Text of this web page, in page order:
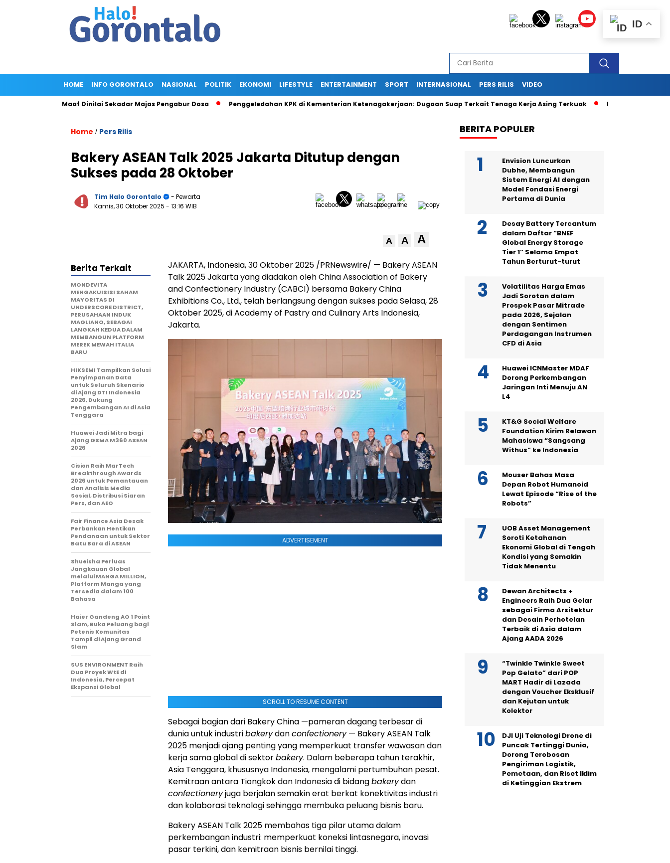
HOME INFO GORONTALO NASIONAL POLITIK EKONOMI LIFESTYLE ENTERTAINMENT SPORT INTERNASIONAL PERS RILIS VIDEO
Minta Maaf Dinilai Sekadar Majas Pengabur Dosa Penggeledahan KPK di Kementerian Ketenagakerjaan: Dugaan Suap Terkait Tenaga Kerja Asing Terkuak Drama di Balik Sidang
Home / Pers Rilis
Bakery ASEAN Talk 2025 Jakarta Ditutup dengan
Sukses pada 28 Oktober
Tim Halo Gorontalo
- Pewarta
Kamis, 30 Oktober 2025 - 13:16 WIB
A A A
JAKARTA, Indonesia, 30 Oktober 2025 /PRNewswire/ — Bakery ASEAN
Talk 2025 Jakarta yang diadakan oleh China Association of Bakery
and Confectionery Industry (CABCI) bersama Bakery China
Exhibitions Co., Ltd., telah berlangsung dengan sukses pada Selasa, 28
Oktober 2025, di Academy of Pastry and Culinary Arts Indonesia,
Jakarta.
ADVERTISEMENT
SCROLL TO RESUME CONTENT
Sebagai bagian dari Bakery China —pameran dagang terbesar di
dunia untuk industribakerydanconfectionery— Bakery ASEAN Talk
2025 menjadi ajang penting yang memperkuat transfer wawasan dan
kerja sama global di sektorbakery. Dalam beberapa tahun terakhir,
Asia Tenggara, khususnya Indonesia, mengalami pertumbuhan pesat.
Kemitraan antara Tiongkok dan Indonesiadi bidangbakerydan
confectioneryjuga berjalan semakin erat berkat konektivitas industri
dan kolaborasi teknologi sehingga membuka peluang bisnis baru.
Bakery ASEAN Talk 2025 membahas tiga pilar utama dalam
perkembangan industri: memperkuat koneksi lintasnegara, inovasi
pasar terkini, dan kemitraan bisnis bernilai tinggi.
Berita Terkait
MONDEVITA
MENGAKUISISI SAHAM
MAYORITAS DI
UNDERSCORE DISTRICT,
PERUSAHAAN INDUK
MAGLIANO, SEBAGAI
LANGKAH KEDUA DALAM
MEMBANGUN PLATFORM
MEREK MEWAH ITALIA
BARU
HIKSEMI Tampilkan Solusi
Penyimpanan Data
untuk Seluruh Skenario
di Ajang DTI Indonesia
2026, Dukung
Pengembangan AI di Asia
Tenggara
Huawei Jadi Mitra bagi
Ajang GSMA M360 ASEAN
2026
Cision Raih MarTech
Breakthrough Awards
2026 untuk Pemantauan
dan Analisis Media
Sosial, Distribusi Siaran
Pers, dan AEO
Fair Finance Asia Desak
Perbankan Hentikan
Pendanaan untuk Sektor
Batu Bara di ASEAN
Shueisha Perluas
Jangkauan Global
melalui MANGA MILLION,
Platform Manga yang
Tersedia dalam 100
Bahasa
Haier Gandeng AO 1 Point
Slam, Buka Peluang bagi
Petenis Komunitas
Tampil di Ajang Grand
Slam
SUS ENVIRONMENT Raih
Dua Proyek WtE di
Indonesia, Percepat
Ekspansi Global
BERITA POPULER
Envision Luncurkan
Dubhe, Membangun
Sistem Energi AI dengan
Model Fondasi Energi
Pertama di Dunia
Desay Battery Tercantum
dalam Daftar “BNEF
Global Energy Storage
Tier 1” Selama Empat
Tahun Berturut-turut
Volatilitas Harga Emas
Jadi Sorotan dalam
Prospek Pasar Mitrade
pada 2026, Sejalan
dengan Sentimen
Perdagangan Instrumen
CFD di Asia
Huawei ICNMaster MDAF
Dorong Perkembangan
Jaringan Inti Menuju AN
L4
KT&G Social Welfare
Foundation Kirim Relawan
Mahasiswa “Sangsang
Withus” ke Indonesia
Mouser Bahas Masa
Depan Robot Humanoid
Lewat Episode “Rise of the
Robots”
UOB Asset Management
Soroti Ketahanan
Ekonomi Global di Tengah
Kondisi yang Semakin
Tidak Menentu
Dewan Architects +
Engineers Raih Dua Gelar
sebagai Firma Arsitektur
dan Desain Perhotelan
Terbaik di Asia dalam
Ajang AADA 2026
“Twinkle Twinkle Sweet
Pop Gelato” dari POP
MART Hadir di Lazada
dengan Voucher Eksklusif
dan Kejutan untuk
Kolektor
DJI Uji Teknologi Drone di
Puncak Tertinggi Dunia,
Dorong Terobosan
Pengiriman Logistik,
Pemetaan, dan Riset Iklim
di Ketinggian Ekstrem
ID